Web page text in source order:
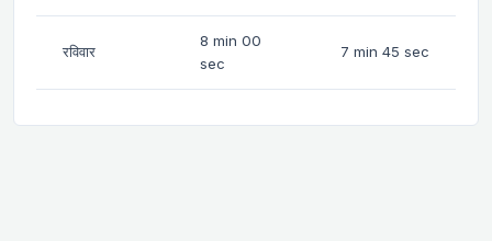
रविवार
8 min 00
sec
7 min 45 sec